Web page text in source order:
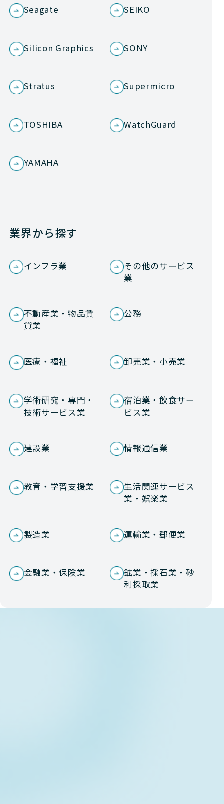
Seagate SEIKO
Silicon Graphics SONY
Stratus Supermicro
TOSHIBA WatchGuard
YAMAHA
業界から探す
インフラ業
その他のサービス
業
不動産業・物品賃
貸業
公務
医療・福祉 卸売業・小売業
学術研究・専門・
技術サービス業
宿泊業・飲食サー
ビス業
建設業 情報通信業
教育・学習支援業
生活関連サービス
業・娯楽業
製造業 運輸業・郵便業
金融業・保険業
鉱業・採石業・砂
利採取業